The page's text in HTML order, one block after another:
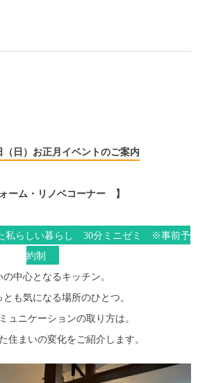
（日）お正月イベントのご案内
ーム・リノベコーナー 】
私らしい暮らし 30分ミニゼミ ※事前予
約制
の中心となるキッチン。
も気になる場所のひとつ。
ュニケーションの取り方は。
住まいの変化をご紹介します。